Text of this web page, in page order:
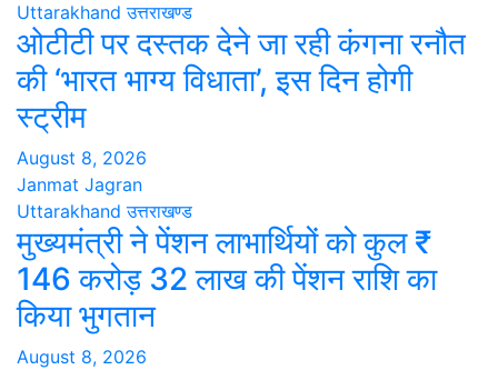
Uttarakhand उत्तराखण्ड
ओटीटी पर दस्तक देने जा रही कंगना रनौत
की ‘भारत भाग्य विधाता’, इस दिन होगी
स्ट्रीम
August 8, 2026
Janmat Jagran
Uttarakhand उत्तराखण्ड
मुख्यमंत्री ने पेंशन लाभार्थियों को कुल ₹
146 करोड़ 32 लाख की पेंशन राशि का
किया भुगतान
August 8, 2026